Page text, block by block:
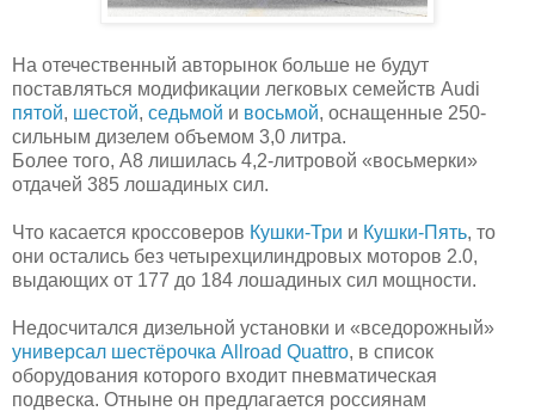
На отечественный авторынок больше не будут
поставляться модификации легковых семейств Audi
пятой, шестой, седьмой и восьмой, оснащенные 250-
сильным дизелем объемом 3,0 литра.
Более того, A8 лишилась 4,2-литровой «восьмерки»
отдачей 385 лошадиных сил.
Что касается кроссоверов Кушки-Три и Кушки-Пять, то
они остались без четырехцилиндровых моторов 2.0,
выдающих от 177 до 184 лошадиных сил мощности.
Недосчитался дизельной установки и «вседорожный»
универсал шестёрочка Allroad Quattro, в список
оборудования которого входит пневматическая
подвеска. Отныне он предлагается россиянам